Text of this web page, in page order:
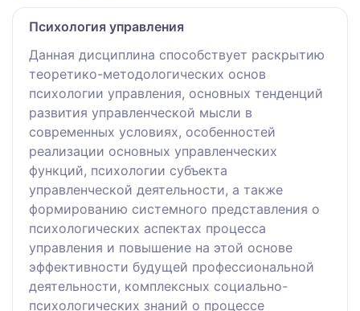
Психология управления
Данная дисциплина способствует раскрытию
теоретико-методологических основ
психологии управления, основных тенденций
развития управленческой мысли в
современных условиях, особенностей
реализации основных управленческих
функций, психологии субъекта
управленческой деятельности, а также
формированию системного представления о
психологических аспектах процесса
управления и повышение на этой основе
эффективности будущей профессиональной
деятельности, комплексных социально-
психологических знаний о процессе